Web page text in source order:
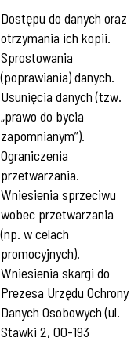
Dostępu do danych oraz
otrzymania ich kopii.
Sprostowania
(poprawiania) danych.
Usunięcia danych (tzw.
„prawo do bycia
zapomnianym”).
Ograniczenia
przetwarzania.
Wniesienia sprzeciwu
wobec przetwarzania
(np. w celach
promocyjnych).
Wniesienia skargi do
Prezesa Urzędu Ochrony
Danych Osobowych (ul.
Stawki 2, 00-193